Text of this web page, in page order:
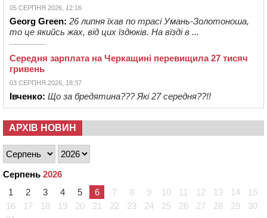
05 СЕРПНЯ 2026, 12:16
Georg Green: 26 липня їхав по трасі Умань-Золотоноша,
то це якийсь жах, від цих їздюків. На вїзді в ...
Середня зарплата на Черкащині перевищила 27 тисяч
гривень
03 СЕРПНЯ 2026, 18:37
Івченко: Що за бредятина??? Які 27 середня??!!
АРХІВ НОВИН
Серпень 2026
1
2 3 4 5 6 7 8 9 10 11 12 13 14
15
16
17 18 19 20 21 22 23 24 25 26 27 28 29
30